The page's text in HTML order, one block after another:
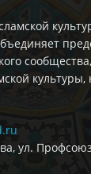
ул.